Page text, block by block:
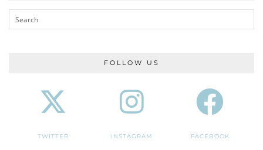
FOLLOW US
TWITTER INSTAGRAM FACEBOOK